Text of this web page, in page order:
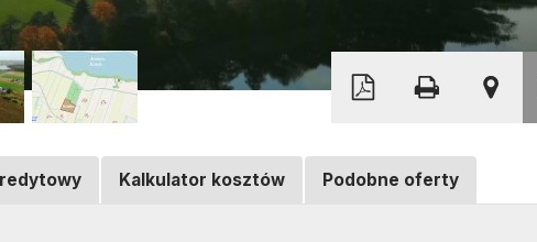
©OpenStreetMap
Kalkulator kosztów Podobne oferty